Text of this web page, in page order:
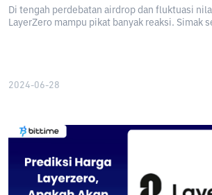
Di tengah perdebatan airdrop dan fluktuasi
LayerZero mampu pikat banyak reaksi. Simak
2024-06-28